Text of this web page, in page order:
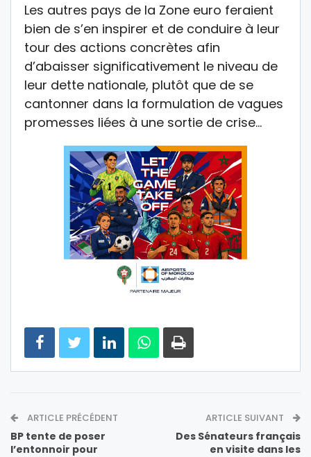
Les autres pays de la Zone euro feraient
bien de s’en inspirer et de conduire à leur
tour des actions concrètes afin
d’abaisser significativement le niveau de
leur dette nationale, plutôt que de se
cantonner dans la formulation de vagues
promesses liées à une sortie de crise…
ARTICLE PRÉCÉDENT
BP tente de poser
l’entonnoir pour
ARTICLE SUIVANT
Des Sénateurs français
en visite dans les